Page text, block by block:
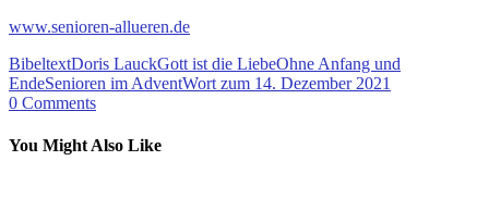
www.senioren-allueren.de
BibeltextDoris LauckGott ist die LiebeOhne Anfang und
EndeSenioren im AdventWort zum 14. Dezember 2021
0 Comments
You Might Also Like